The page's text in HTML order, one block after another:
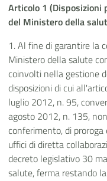
Articolo 1
del Ministero della
1. Al fine di garantire la
Ministero della salute
coinvolti nella gestione
disposizioni di cui
luglio 2012, n. 95,
agosto 2012, n. 135,
conferimento, di
uffici di diretta
decreto legislativo 30
salute, ferma restando